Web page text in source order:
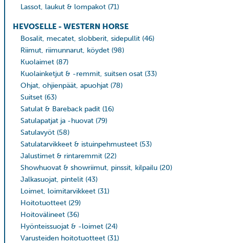
Lassot, laukut & lompakot (71)
HEVOSELLE - WESTERN HORSE
Bosalit, mecatet, slobberit, sidepullit (46)
Riimut, riimunnarut, köydet (98)
Kuolaimet (87)
Kuolainketjut & -remmit, suitsen osat (33)
Ohjat, ohjienpäät, apuohjat (78)
Suitset (63)
Satulat & Bareback padit (16)
Satulapatjat ja -huovat (79)
Satulavyöt (58)
Satulatarvikkeet & istuinpehmusteet (53)
Jalustimet & rintaremmit (22)
Showhuovat & showriimut, pinssit, kilpailu (20)
Jalkasuojat, pintelit (43)
Loimet, loimitarvikkeet (31)
Hoitotuotteet (29)
Hoitovälineet (36)
Hyönteissuojat & -loimet (24)
Varusteiden hoitotuotteet (31)